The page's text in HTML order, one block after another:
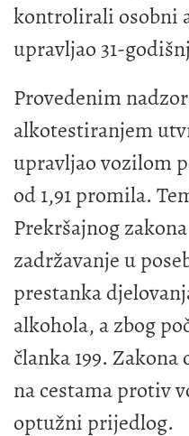
kontrolirali osobni
upravljao 31-
Provedenim
alkotestiranjem
upravljao vozilom
od 1,91 promila.
Prekršajnog
zadržavanje u
prestanka
alkohola, a zbog
članka 199.
na cestama protiv
optužni prijedlog.